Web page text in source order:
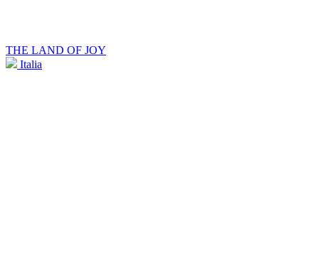
THE LAND OF JOY
Italia